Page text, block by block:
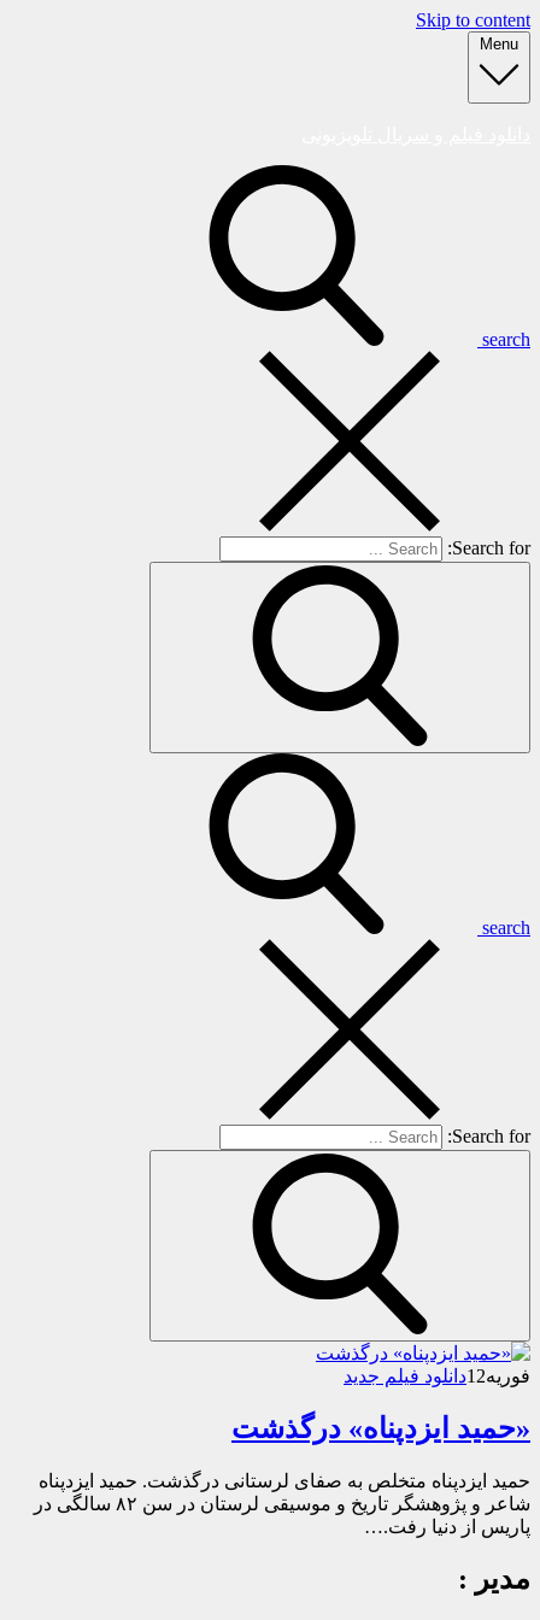
Skip to content
Menu
search
Search for:
search
Search for:
فوریه12دانلود فیلم جدید
«حمید ایزدپناه» درگذشت
حمید ایزدپناه متخلص به صفای لرستانی درگذشت. حمید ایزدپناه
شاعر و پژوهشگر تاریخ و موسیقی لرستان در سن ۸۲ سالگی در
پاریس از دنیا رفت.…
مدیر :